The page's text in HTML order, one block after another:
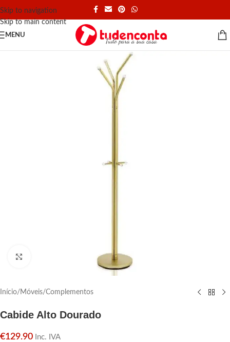
Skip to navigation
Skip to main content
MENU
Início/ Móveis/Complementos
Cabide Alto Dourado
€129.90 Inc. IVA